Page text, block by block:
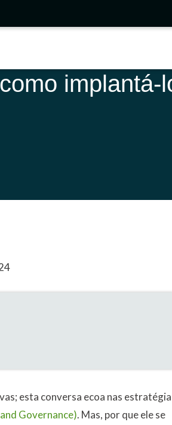
implantá-
esta conversa ecoa nas
Governance). Mas, por que ele se